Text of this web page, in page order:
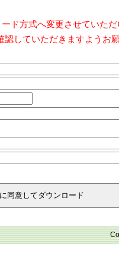
ド方式へ変更させていただ
していただきますようお